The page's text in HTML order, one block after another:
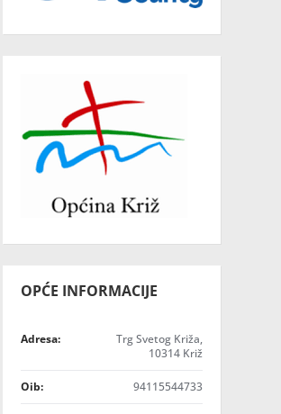
OPĆE INFORMACIJE
Adresa:
Trg Svetog Križa,
10314 Križ
Oib: 94115544733